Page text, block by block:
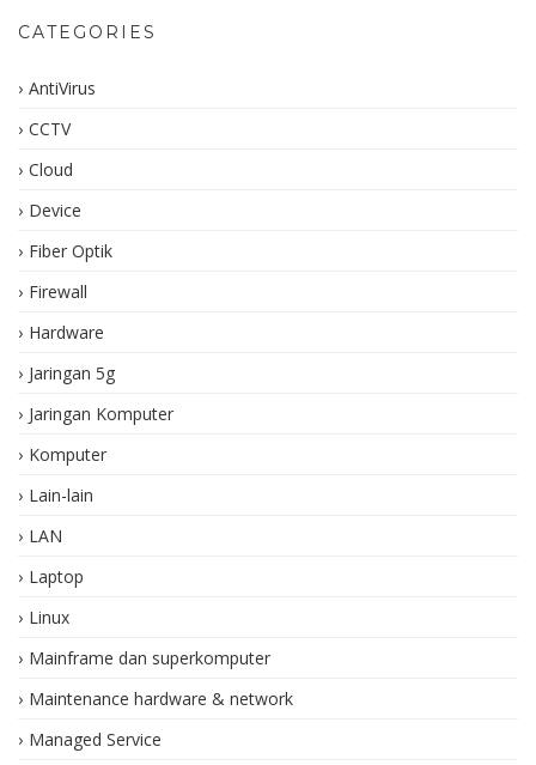
CATEGORIES
AntiVirus
CCTV
Cloud
Device
Fiber Optik
Firewall
Hardware
Jaringan 5g
Jaringan Komputer
Komputer
Lain-lain
LAN
Laptop
Linux
Mainframe dan superkomputer
Maintenance hardware & network
Managed Service